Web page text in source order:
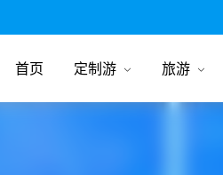
首页 定制游 旅游